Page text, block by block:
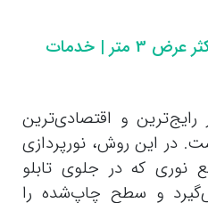
چاپ فوری باکیفیت | حداکثر عرض 3 متر | خدمات
رایج‌ترین و اقتصادی‌ترین
در این روش، نورپردازی
نوری که در جلوی تابلو
و سطح چاپ‌شده را